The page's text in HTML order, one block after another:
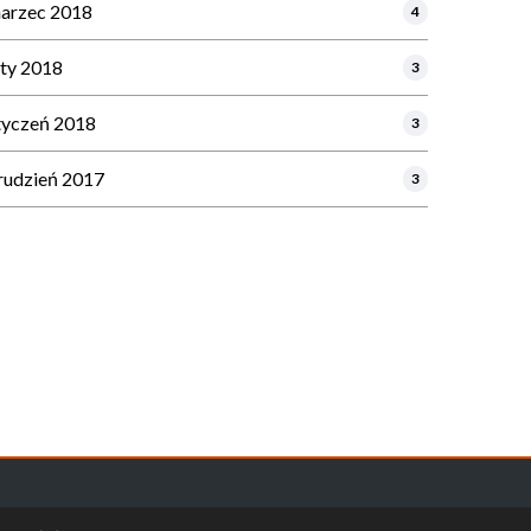
2018 4
2018 3
2018 3
2017 3